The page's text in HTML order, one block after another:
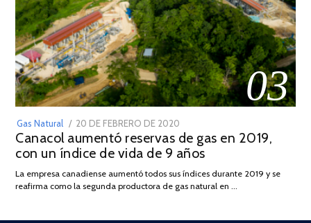
03
Gas Natural
POSTED
ON
20 DE FEBRERO DE 2020
DE
JULIO
2025
Canacol aumentó reservas de gas en 2019,
con un índice de vida de 9 años
La empresa canadiense aumentó todos sus índices durante 2019 y se
reafirma como la segunda productora de gas natural en …